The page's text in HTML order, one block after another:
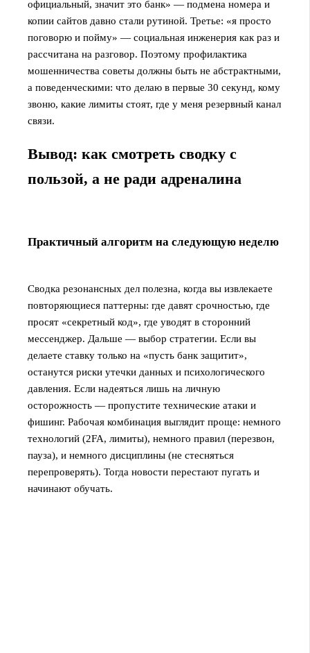
официальный, значит это банк» — подмена номера и
копии сайтов давно стали рутиной. Третье: «я просто
поговорю и пойму» — социальная инженерия как раз и
рассчитана на разговор. Поэтому профилактика
мошенничества советы должны быть не абстрактными,
а поведенческими: что делаю в первые 30 секунд, кому
звоню, какие лимиты стоят, где у меня резервный канал
связи.
Вывод: как смотреть сводку с
пользой, а не ради адреналина
Практичный алгоритм на следующую неделю
Сводка резонансных дел полезна, когда вы извлекаете
повторяющиеся паттерны: где давят срочностью, где
просят «секретный код», где уводят в сторонний
мессенджер. Дальше — выбор стратегии. Если вы
делаете ставку только на «пусть банк защитит»,
останутся риски утечки данных и психологического
давления. Если надеяться лишь на личную
осторожность — пропустите технические атаки и
фишинг. Рабочая комбинация выглядит проще: немного
технологий (2FA, лимиты), немного правил (перезвон,
пауза), и немного дисциплины (не стесняться
перепроверять). Тогда новости перестают пугать и
начинают обучать.